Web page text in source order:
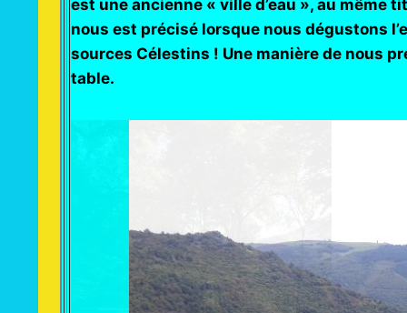
est une ancienne « ville d’eau », au même
nous est précisé lorsque nous dégustons
sources Célestins ! Une manière de nous
table.